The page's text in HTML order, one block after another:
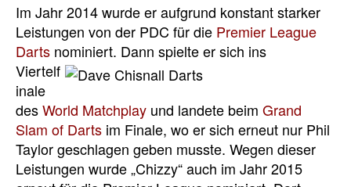
Im Jahr 2014 wurde er aufgrund konstant starker
Leistungen von der PDC für die Premier League
Darts nominiert. Dann spielte er sich ins
Viertelf
inale
desWorld Matchplay und landete beim Grand
Slam of Darts im Finale, wo er sich erneut nur Phil
Taylor geschlagen geben musste. Wegen dieser
Leistungen wurde „Chizzy“ auch im Jahr 2015